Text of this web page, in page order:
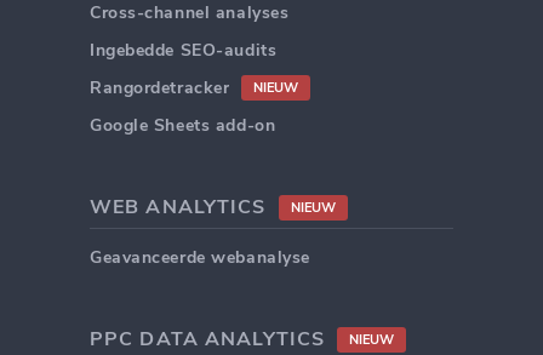
Cross-channel analyses
Ingebedde SEO-audits
Rangordetracker
NIEUW
Google Sheets add-on
WEB ANALYTICS NIEUW
Geavanceerde webanalyse
PPC DATA ANALYTICS NIEUW